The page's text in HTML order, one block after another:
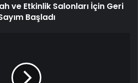
ve Etkinlik Salonları İçin Geri
Başladı